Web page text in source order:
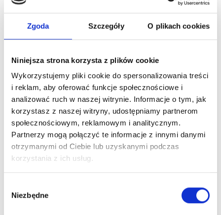
Zgoda Szczegóły O plikach cookies
Niniejsza strona korzysta z plików cookie
Wykorzystujemy pliki cookie do spersonalizowania treści
i reklam, aby oferować funkcje społecznościowe i
analizować ruch w naszej witrynie. Informacje o tym, jak
korzystasz z naszej witryny, udostępniamy partnerom
społecznościowym, reklamowym i analitycznym.
Partnerzy mogą połączyć te informacje z innymi danymi
otrzymanymi od Ciebie lub uzyskanymi podczas
korzystania z ich usług.
zgody
Niezbędne
Czas realizacji
zainteresować
Zaloguj się, aby zobaczyć cenę
HERRERA LA BOMBA EDP
woda perfumowana
Dowiedz się więcej